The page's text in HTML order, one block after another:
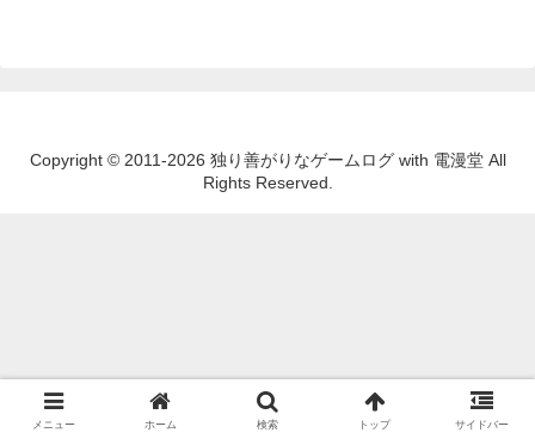
Copyright © 2011-2026 独り善がりなゲームログ with 電漫堂 All
Rights Reserved.
メニュー ホーム 検索 トップ サイドバー